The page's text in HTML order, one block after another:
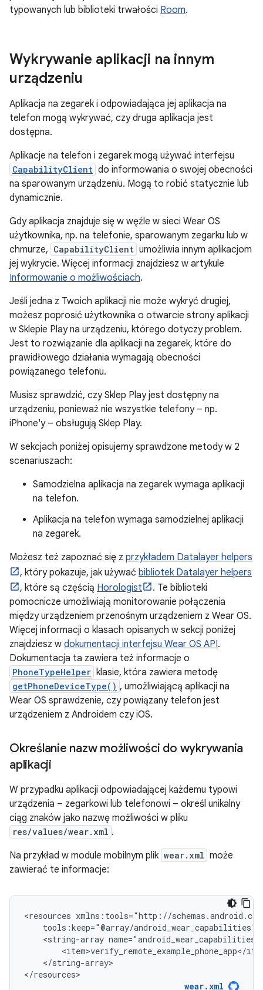
typowanych lub biblioteki trwałości Room.
Wykrywanie aplikacji na innym
urządzeniu
Aplikacja na zegarek i odpowiadająca jej aplikacja na
telefon mogą wykrywać, czy druga aplikacja jest
dostępna.
Aplikacje na telefon i zegarek mogą używać interfejsu
CapabilityClient do informowania o swojej obecności
na sparowanym urządzeniu. Mogą to robić statycznie lub
dynamicznie.
Gdy aplikacja znajduje się w węźle w sieci Wear OS
użytkownika, np. na telefonie, sparowanym zegarku lub w
chmurze, CapabilityClient umożliwia innym aplikacjom
jej wykrycie. Więcej informacji znajdziesz w artykule
Informowanie o możliwościach.
Jeśli jedna z Twoich aplikacji nie może wykryć drugiej,
możesz poprosić użytkownika o otwarcie strony aplikacji
w Sklepie Play na urządzeniu, którego dotyczy problem.
Jest to rozwiązanie dla aplikacji na zegarek, które do
prawidłowego działania wymagają obecności
powiązanego telefonu.
Musisz sprawdzić, czy Sklep Play jest dostępny na
urządzeniu, ponieważ nie wszystkie telefony – np.
iPhone'y – obsługują Sklep Play.
W sekcjach poniżej opisujemy sprawdzone metody w 2
scenariuszach:
Samodzielna aplikacja na zegarek wymaga aplikacji
na telefon.
Aplikacja na telefon wymaga samodzielnej aplikacji
na zegarek.
Możesz też zapoznać się z przykładem Datalayer helpers
, który pokazuje, jak używać bibliotek Datalayer helpers
, które są częścią Horologist
. Te biblioteki
pomocnicze umożliwiają monitorowanie połączenia
między urządzeniem przenośnym urządzeniem z Wear OS.
Więcej informacji o klasach opisanych w sekcji poniżej
znajdziesz w dokumentacji interfejsu Wear OS API.
Dokumentacja ta zawiera też informacje o
PhoneTypeHelper klasie, która zawiera metodę
getPhoneDeviceType() , umożliwiającą aplikacji na
Wear OS sprawdzenie, czy powiązany telefon jest
urządzeniem z Androidem czy iOS.
Określanie nazw możliwości do wykrywania
aplikacji
W przypadku aplikacji odpowiadającej każdemu typowi
urządzenia – zegarkowi lub telefonowi – określ unikalny
ciąg znaków jako nazwę możliwości w pliku
res/values/wear.xml .
Na przykład w module mobilnym plik wear.xml może
zawierać te informacje:
<resources
<string-array
</string-array>
</resources>
wear.xml